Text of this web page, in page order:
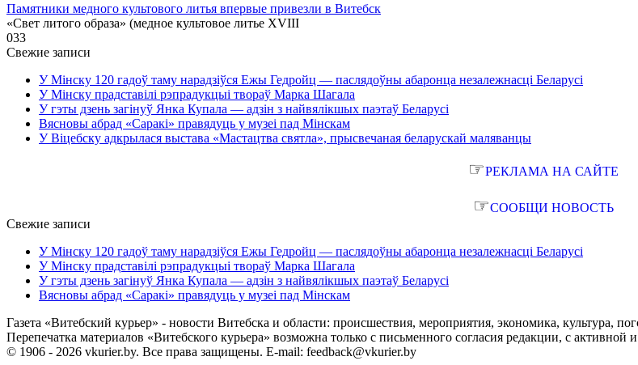
Памятники медного культового литья впервые привезли в Витебск
«Свет литого образа» (медное культовое литье XVIII
033
Свежие записи
У Мінску 120 гадоў таму нарадзіўся Ежы Гедройц — паслядоўны абаронца незалежнасці Беларусі
У Мінску прадставілі рэпрадукцыі твораў Марка Шагала
У гэты дзень загінуў Янка Купала — адзін з найвялікшых паэтаў Беларусі
Вясновы абрад «Саракі» правядуць у музеі пад Мінскам
У Віцебску адкрылася выстава «Мастацтва святла», прысвечаная беларускай маляванцы
☞РЕКЛАМА НА САЙТЕ
☞СООБЩИ НОВОСТЬ
Свежие записи
У Мінску 120 гадоў таму нарадзіўся Ежы Гедройц — паслядоўны абаронца незалежнасці Беларусі
У Мінску прадставілі рэпрадукцыі твораў Марка Шагала
У гэты дзень загінуў Янка Купала — адзін з найвялікшых паэтаў Беларусі
Вясновы абрад «Саракі» правядуць у музеі пад Мінскам
Газета «Витебский курьер» - новости Витебска и области: происшествия, мероприятия, экономика, культура,
Перепечатка материалов «Витебского курьера» возможна только с письменного согласия редакции, с
© 1906 - 2026 vkurier.by. Все права защищены. E-mail: feedback@vkurier.by